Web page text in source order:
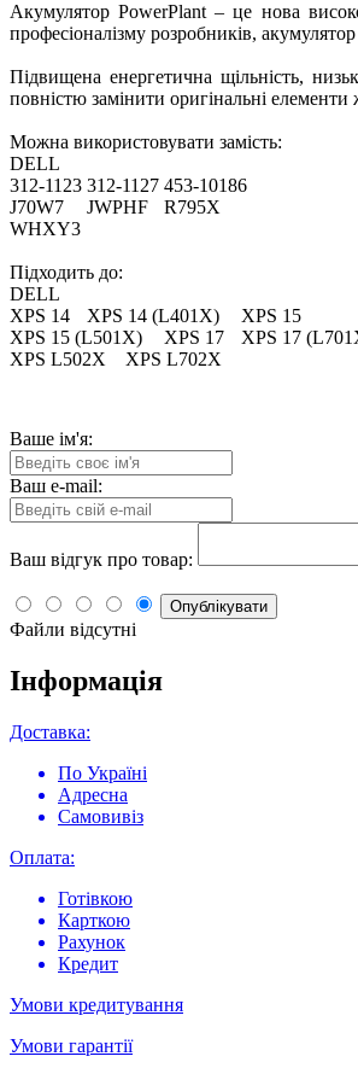
Акумулятор PowerPlant – це нова
професіоналізму розробників,
Підвищена енергетична щільність,
повністю замінити оригінальні
Можна використовувати замість:
DELL
312-1123 312-1127 453-10186
J70W7
JWPHF
R795X
WHXY3
Підходить до:
DELL
XPS 14
XPS 14 (L401X)
XPS 15
XPS 15 (L501X)
XPS 17
XPS 17
XPS L502X
XPS L702X
Ваше ім'я:
Ваш e-mail:
Ваш відгук про товар:
Опублікувати
Файли відсутні
Інформація
Доставка:
По Україні
Адресна
Самовивіз
Оплата:
Готівкою
Карткою
Рахунок
Кредит
Умови кредитування
Умови гарантії